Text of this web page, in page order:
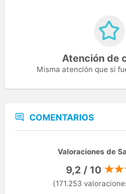
Atención de
Misma atención que si
COMENTARIOS
Valoraciones de
9,2 / 10
(171.253